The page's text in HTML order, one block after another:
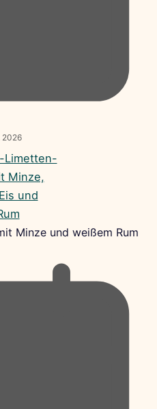
2026
Minze und weißem Rum